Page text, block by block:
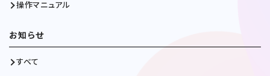
操作マニュアル
お知らせ
すべて